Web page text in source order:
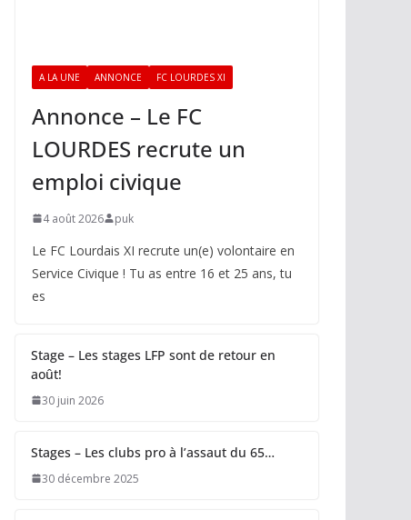
A LA UNE ANNONCE FC LOURDES XI
Annonce – Le FC
LOURDES recrute un
emploi civique
4 août 2026 puk
Le FC Lourdais XI recrute un(e) volontaire en
Service Civique ! Tu as entre 16 et 25 ans, tu
es
Stage – Les stages LFP sont de retour en
août!
30 juin 2026
Stages – Les clubs pro à l’assaut du 65…
30 décembre 2025